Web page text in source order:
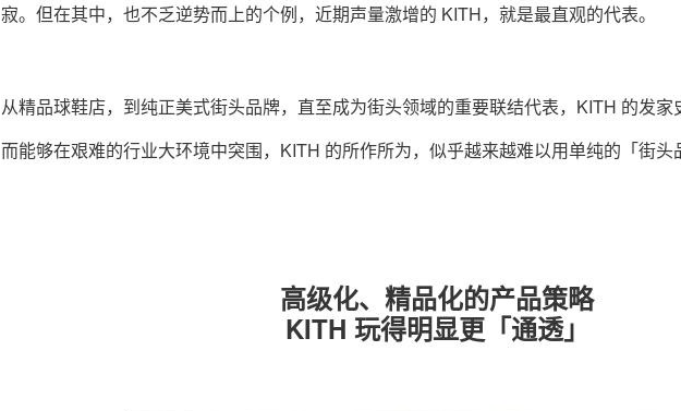
寂。但在其中，也不乏逆势而上的个例，近期声量激增的 KITH，就是最直观的代表。
从精品球鞋店，到纯正美式街头品牌，直至成为街头领域的重要联结代表，KITH 的发
而能够在艰难的行业大环境中突围，KITH 的所作所为，似乎越来越难以用单纯的「街
高级化、精品化的产品策略
KITH 玩得明显更「通透」